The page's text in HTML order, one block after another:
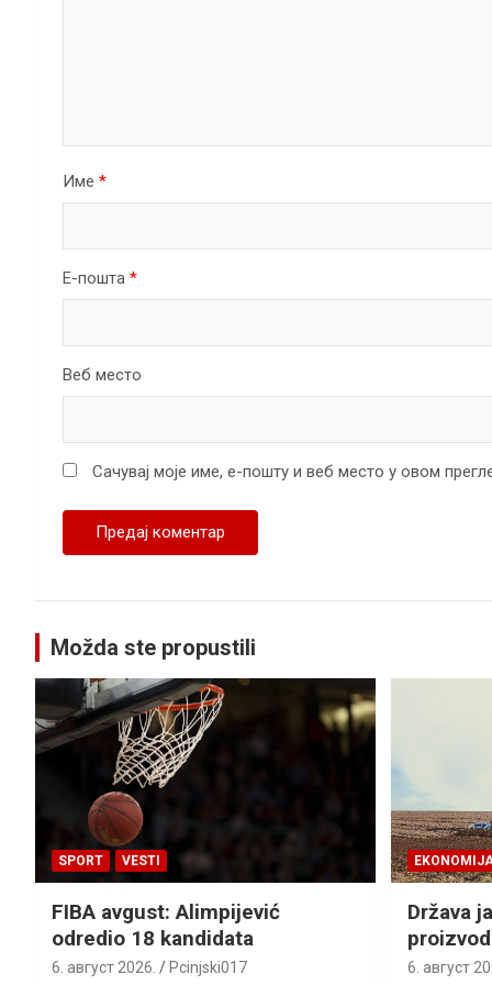
Име *
Е-пошта *
Веб место
Сачувај моје име, е-пошту и веб место у овом
Možda ste propustili
SPORT VESTI
FIBA avgust: Alimpijević
odredio 18 kandidata
6. август 2026. Pcinjski017
Država
6. август